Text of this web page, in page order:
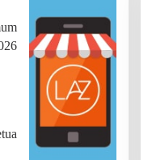
Raih Prestasi
Bertutur,
ke Tingkat
Juli 22, 2026